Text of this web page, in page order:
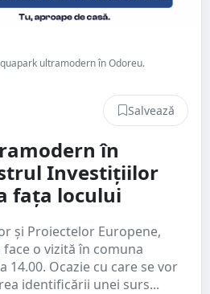
ultramodern în Odoreu.
Salvează
în
Investițiilor
fața locului
și Proiectelor Europene,
o vizită în comuna
14.00. Ocazie cu care se vor
identificării unei surs...